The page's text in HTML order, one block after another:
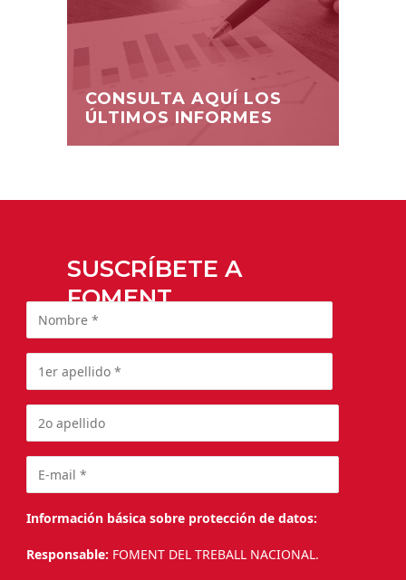
CONSULTA AQUÍ LOS
ÚLTIMOS INFORMES
SUSCRÍBETE A
FOMENT
Información básica sobre protección de datos:
Responsable: FOMENT DEL TREBALL NACIONAL.